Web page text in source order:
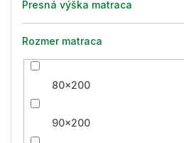
Presná výška matraca
Rozmer matraca
80x200
90x200